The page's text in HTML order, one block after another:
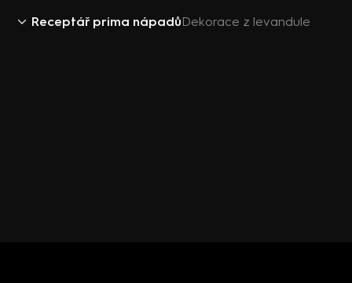
Receptář prima nápadůDekorace z levandule